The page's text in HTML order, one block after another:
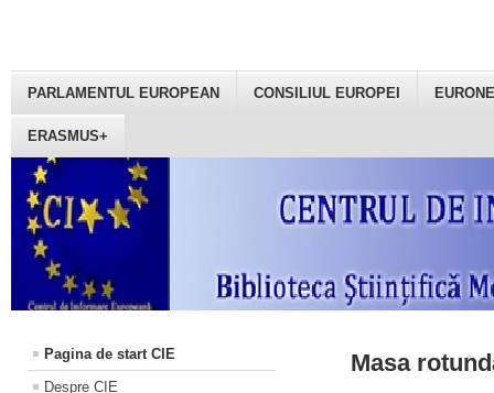
PARLAMENTUL EUROPEAN CONSILIUL EUROPEI
ERASMUS+
Pagina de start CIE
Despre CIE
Masa